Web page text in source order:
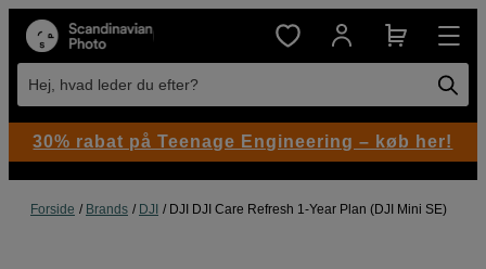
Hej, hvad leder du efter?
Forside Brands DJI DJI DJI Care Refresh 1-Year Plan (DJI Mini SE)
30% rabat på Teenage Engineering – køb her!